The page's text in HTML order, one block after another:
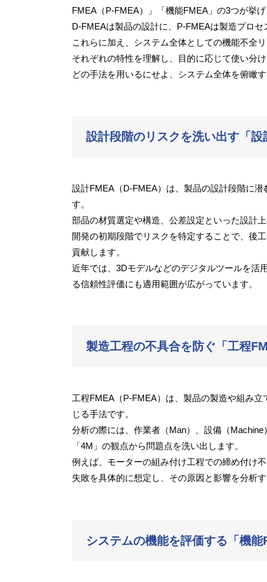
FMEA（P-FMEA）」「機能FMEA」の3つが挙げ
D-FMEAは製品の設計に、P-FMEAは製造プロセ
これらに加え、システム全体としての機能不全
それぞれの特性を理解し、目的に応じて使い分
どの手法を用いるにせよ、システム全体を俯瞰
設計段階のリスクを洗い出す「設
設計FMEA（D-FMEA）は、製品の設計段階に
す。
部品の材質選定や構造、公差設定といった設計
開発の初期段階でリスクを特定することで、後
貢献します。
近年では、3Dモデルなどのデジタルツールを活
る信頼性評価にも適用範囲が広がっています。
製造工程の不具合を防ぐ「工程
工程FMEA（P-FMEA）は、製品の製造や組み
じる手法です。
分析の際には、作業者（Man）、設備（
「4M」の観点から問題点を洗い出します。
例えば、モーターの組み付け工程での締め付け
失敗を具体的に想定し、その原因と影響を分析
システムの機能を評価する「機能